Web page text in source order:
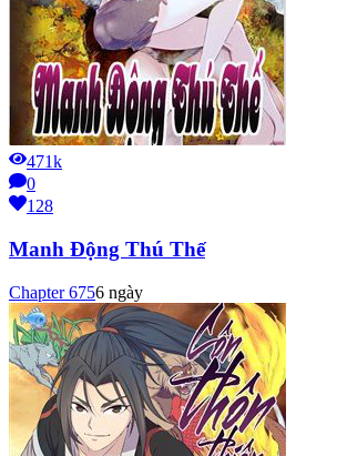
471k
0
128
Manh Động Thú Thế
Chapter6756 ngày